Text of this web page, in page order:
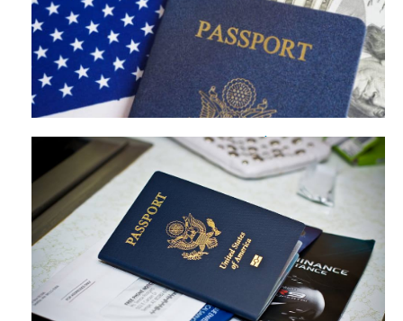
Visata- Đơn vị dịch vụ làm visa Mỹ tại Bắc Ninh nhanh
chóng, uy tín, tỉ lệ đậu cao